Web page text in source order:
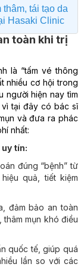
tái tạo da
Hasaki Clinic
toàn khi trị
là “tấm vé thông
nhiều cơ hội trong
người hiện nay tìm
tại đây có bác sĩ
và đưa ra phác
nhất:
uy tín:
đúng “bệnh” từ
quả, tiết kiệm
đảm bảo an toàn
mụn khó điều
quốc tế, giúp quá
lần so với các